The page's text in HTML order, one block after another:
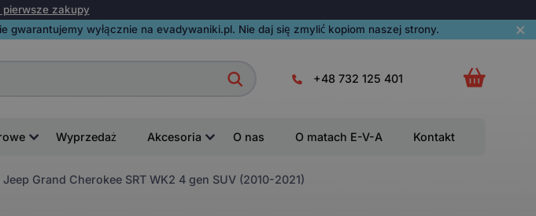
pierwsze zakupy
wyłącznie na evadywaniki.pl. Nie daj się zmylić kopiom naszej strony.
+48 732 125 401
Wyprzedaż Akcesoria O nas O matach E-V-A Kontakt
Grand Cherokee SRT WK2 4 gen SUV (2010-2021)